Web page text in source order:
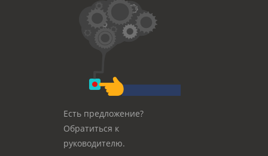
Есть предложение?
Обратиться к
руководителю.